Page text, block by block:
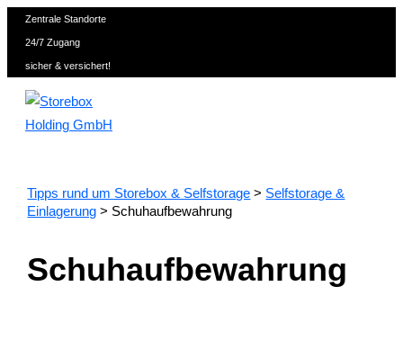
Zum
Inhalt
springen
Zentrale Standorte
24/7 Zugang
sicher & versichert!
Tipps rund um Storebox & Selfstorage > Selfstorage &
Einlagerung > Schuhaufbewahrung
Schuhaufbewahrung